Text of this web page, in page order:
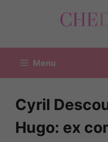
Menu
Cyril
Hugo: ex